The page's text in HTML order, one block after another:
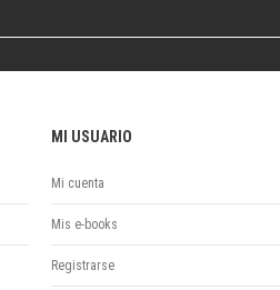
MI USUARIO
Mi cuenta
Mis e-books
Registrarse